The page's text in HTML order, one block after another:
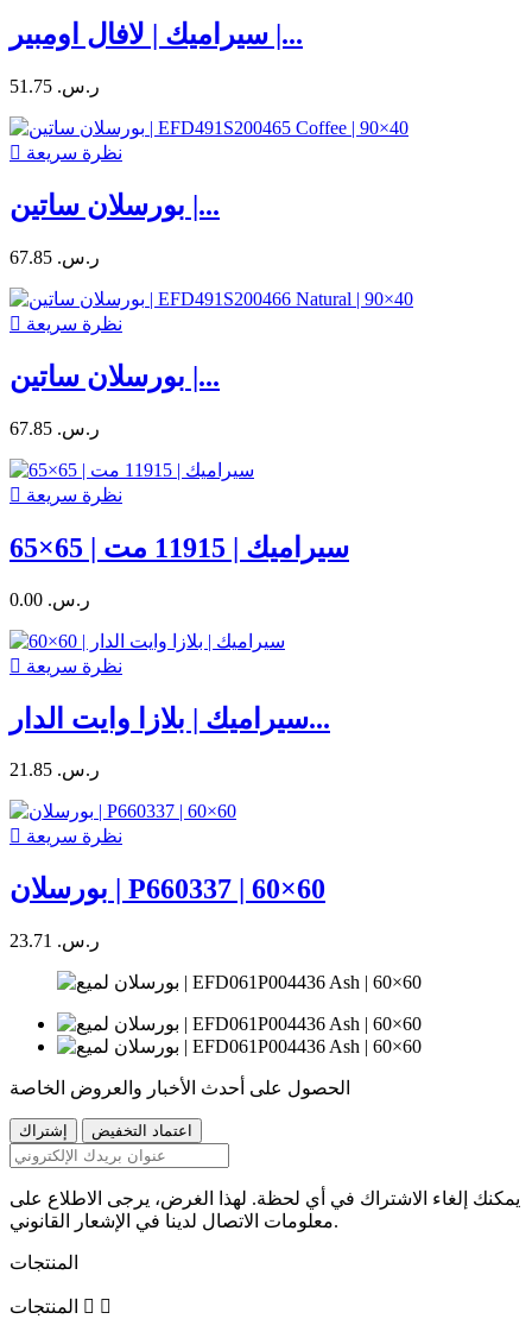
سيراميك | لافال اومبير |...
51.75 ر.س.‏
 نظرة سريعة
بورسلان ساتين |...
67.85 ر.س.‏
 نظرة سريعة
بورسلان ساتين |...
67.85 ر.س.‏
 نظرة سريعة
سيراميك | 11915 مت | 65×65
0.00 ر.س.‏
 نظرة سريعة
سيراميك | بلازا وايت الدار...
21.85 ر.س.‏
 نظرة سريعة
بورسلان | P660337 | 60×60
23.71 ر.س.‏
الحصول على أحدث الأخبار والعروض الخاصة
يمكنك إلغاء الاشتراك في أي لحظة. لهذا الغرض، يرجى الاطلاع على
معلومات الاتصال لدينا في الإشعار القانوني.
المنتجات
المنتجات  